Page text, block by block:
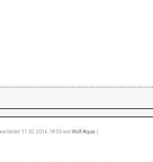
11.02.2014, 18:55 von Wolf-Aqua .)